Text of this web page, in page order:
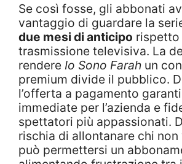
Se così fosse, gli abbonati
vantaggio di guardare la
due mesi di anticipo rispetto
trasmissione televisiva. La
rendere Io Sono Farah un
premium divide il pubblico.
l’offerta a pagamento
immediate per l’azienda e
spettatori più appassionati.
rischia di allontanare chi non
può permettersi un